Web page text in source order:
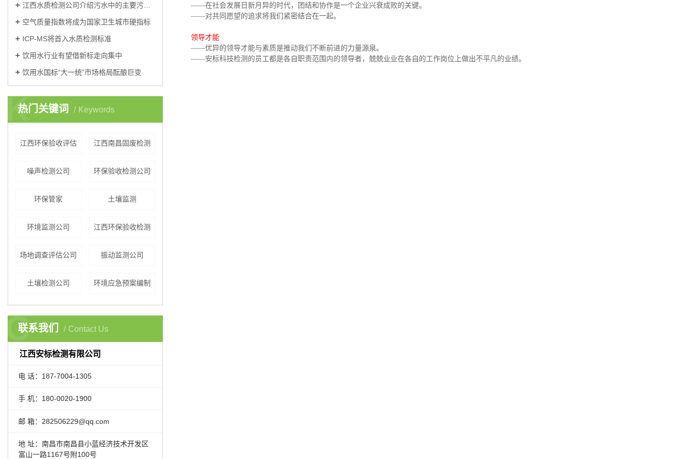
江西水质检测公司介绍污水中的主要污染物可分为三大类？
空气质量指数将成为国家卫生城市硬指标
ICP-MS将首入水质检测标准
饮用水行业有望借新标走向集中
饮用水国标“大一统”市场格局酝酿巨变
热门关键词 Keywords
K
江西环保验收评估 江西南昌固废检测
噪声检测公司 环保验收检测公司
环保管家 ​土壤监测
环境监测公司 江西环保验收检测
场地调查评估公司 振动监测公司
土壤检测公司 环境应急预案编制
联系我们 Contact Us
C
江西安标检测有限公司
电 话：187-7004-1305
手 机：180-0020-1900
邮 箱：282506229@qq.com
地 址：南昌市南昌县小蓝经济技术开发区
富山一路1167号附100号
——在社会发展日新月异的时代，团结和协作是一个企业兴衰成败的关键。
——对共同愿望的追求将我们紧密结合在一起。
领导才能
——优异的领导才能与素质是推动我们不断前进的力量源泉。
——安标科技检测的员工都是各自职责范围内的领导者，兢兢业业在各自的工作岗位上做出不平凡的业绩。